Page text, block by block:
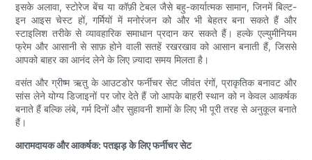
इसके अलावा, स्टोरेज बेंच या कॉफ़ी टेबल जैसे बहु-कार्यात्मक सामान, जिनमें बिल्ट-
इन आइस चेस्ट हों, गर्मियों में मनोरंजन को और भी बेहतर बना सकते हैं और
स्टाइलिश तरीके से व्यावहारिक समाधान प्रदान कर सकते हैं। हल्के एल्युमीनियम
फ्रेम और आसानी से साफ़ होने वाली सतहें रखरखाव को आसान बनाती हैं, जिससे
आपको बाहर का आनंद लेने के लिए ज़्यादा समय मिलता है।
वसंत और ग्रीष्म ऋतु के आउटडोर फर्नीचर सेट जीवंत रंगों, प्राकृतिक बनावट और
सांस लेने योग्य डिजाइनों पर जोर देते हैं जो आपके बाहरी स्थान को न केवल आकर्षक
बनाते हैं बल्कि लंबे, गर्म दिनों और सुहावनी शामों के लिए भी पूरी तरह से अनुकूल बनाते
हैं।
आरामदायक और आकर्षक: पतझड़ के लिए फर्नीचर सेट